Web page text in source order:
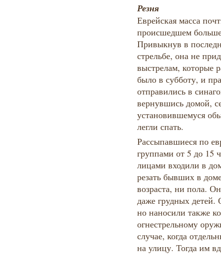
Резня
Еврейская масса
происшедшем
Привыкнув в
стрельбе, она не
выстрелам, которые
было в субботу, и
отправились в
вернувшись домой,
установившемуся
легли спать.
Рассыпавшиеся по
группами от 5 до 15
лицами входили в
резать бывших в
возраста, ни пола.
даже грудных детей.
но наносили также
огнестрельному
случае, когда
на улицу. Тогда им